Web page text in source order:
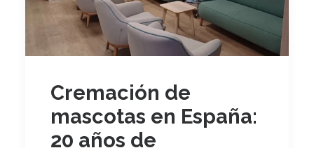
Cremación de
mascotas en España:
20 años de